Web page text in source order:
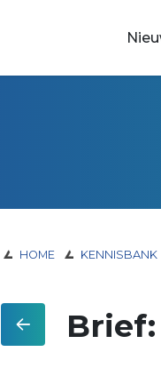
HOME KENNISBANK